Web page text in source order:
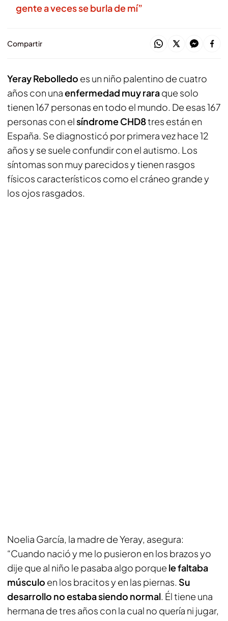
gente a veces se burla de mí”
Compartir
Yeray Rebolledo es un niño palentino de cuatro
años con unaenfermedad muy raraque solo
tienen 167 personas en todo el mundo. De esas 167
personas con elsíndrome CHD8tres están en
España. Se diagnosticó por primera vez hace 12
años y se suele confundir con el autismo. Los
síntomas son muy parecidos y tienen rasgos
físicos característicos como el cráneo grande y
los ojos rasgados.
Noelia García, la madre de Yeray, asegura:
“Cuando nació y me lo pusieron en los brazos yo
dije que al niño le pasaba algo porque le faltaba
músculo en los bracitos y en las piernas. Su
desarrollo no estaba siendo normal. Él tiene una
hermana de tres años con la cual no quería ni jugar,